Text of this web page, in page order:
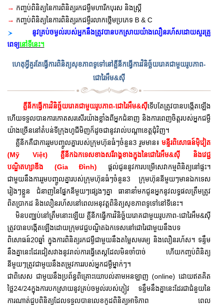
→ កញ្ចប់ពិនិត្យនៃការពិនិត្យរកជម្ងឺមហារីកបុរស​ និងស្រ្តី
→ កញ្ចប់ពិនិត្យនៃការពិនិត្យរកជម្ងឺរលាកថ្លើមប្រភេទ B & C
នូវគ្រប់ចម្ងល់របស់អ្នកនឹងត្រូវបានបកស្រាយយ៉ាងលឿនរហ័សដោយសួរគ្រូ
ពេទ្យនៅទីនេះ។
ហេតុអ្វីគួរតែធ្វើការពិនិត្យសុខភាពទូទៅនៅគ្លីនីកធ្វើការវិនិច្ឆ័យរោគជាមួយរូបភាព-
ជោរៃអឹម&ស៊ី
គ្លីនីកធ្វើការវិនិច្ឆ័យរោគជាមួយរូបភាព-ជោរៃអឹម&ស៊ីទើបតែត្រូវបានបង្កើតឡើង
ហើយទទួលបានការកោតសរសើរយ៉ាងខ្លាំងពីអ្នកជំនាញ និងការពេញចិត្តរបស់អ្នកជម្ងឺ
យ៉ាងច្រើននៅតំបន់ទីក្រុងហូជីមិញក៏ដូចជានូវរាល់បណ្តាខេត្តជុំវិញ។
គ្លីនីកគឺជាការរួមបញ្ចូលគ្នារបស់ក្រុមហ៊ុនធំៗចំនួន3 រួមមាន៖ មន្ទីរពិសោធន៍ម៉ិវៀត
(Mỹ Việt) គ្លីនីកឯកទេសខាងសរីរាង្គខាងក្នុងនៃជោរៃអឹម&ស៊ី និងវេជ្ជ
បណ្ឌិតហ្សាឌីង (Gia Đình) ផ្តល់ជូននូវការបម្រើសេវាកម្មពិនិត្យនៅផ្ទះ។
ជាមួយនឹងការរួមបញ្ចូលគ្នារបស់ក្រុមហ៊ុនធំៗចំនួន3 ក្រុមហ៊ុននីមួយៗមានឯកទេស
រៀងៗខ្លួន ជំនាញនៃផ្នែកនីមួយៗផ្សេងៗគ្នា ធានានាំមកជូនអ្នកនូវលទ្ធផលត្រឹមត្រូវ
ពិតប្រាកដ និងលឿនរហ័សនៅពេលអនុវត្តពិនិត្យសុខភាពទូទៅនៅទីនេះ។
មិនបញ្ឈប់នៅត្រឹមនោះឡើយ គ្លីនីកធ្វើការវិនិច្ឆ័យរោគជាមួយរូបភាព-ជោរៃអឹម&ស៊ី
ត្រូវបានបង្កើតឡើងដោយក្រុមវេជ្ជបណ្ឌិតឯកទេសនៅជោរៃជាមួយនឹងបទ
ពិសោធន៍20ឆ្នាំ ក្នុងការពិនិត្យរកជម្ងឺជាមួយនឹងតម្លៃសមរម្យ និងលឿនរហ័ស។ ទន្ទឹម
នឹងគ្នានេះដែរជៀសវាងនូវរាល់ការធ្វើតេស្តដែលមិនចាំបាច់ ហើយកញ្ចប់ពិនិត្យ
នីមួយៗត្រូវជាមួយនឹងតម្រូវការរបស់អ្នកជម្ងឺម្នាក់ៗ។
ជាពិសេស ជាមួយនឹងប្រព័ន្ធពិគ្រោះយោបល់តាមអនឡាញ (online) ដោយឥតគិត
ថ្លៃ24/24ក្នុងការបកស្រាយនូវគ្រប់ចម្ងល់របស់ភ្ញៀវ ទន្ទឹមនឹងគ្នានេះដែរជាជំនួយនៃ
ការណាត់ជួបពិនិត្យដែលទទួលបានលេខកូដពិនិត្យអាទិភាព ពេល